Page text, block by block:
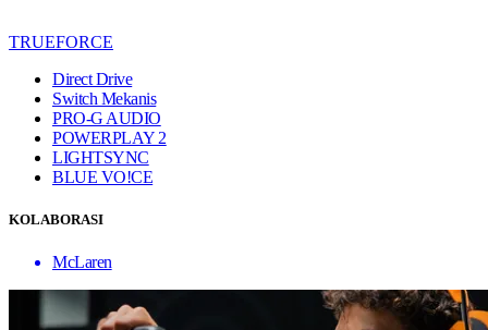
TRUEFORCE
Direct Drive
Switch Mekanis
PRO-G AUDIO
POWERPLAY 2
LIGHTSYNC
BLUE VO!CE
KOLABORASI
McLaren